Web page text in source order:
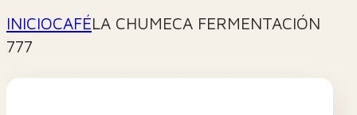
INICIOCAFÉLA CHUMECA FERMENTACIÓN
777